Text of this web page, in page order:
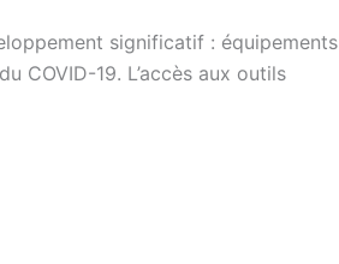
significatif : équipements
COVID-19. L’accès aux outils